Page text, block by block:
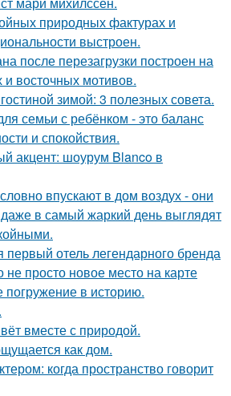
природных фактурах и
выстроен.
после перезагрузки построен на
восточных мотивов.
зимой: 3 полезных совета.
семьи с ребёнком - это баланс
и спокойствия.
акцент: шоурум Blanco в
впускают в дом воздух - они
в самый жаркий день выглядят
отель легендарного бренда
не просто новое место на карте
погружение в историю.
вместе с природой.
как дом.
когда пространство говорит